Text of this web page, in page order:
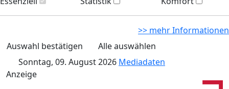
>> mehr Informationen
Auswahl bestätigen
Alle auswählen
Sonntag, 09. August 2026 Mediadaten
Anzeige